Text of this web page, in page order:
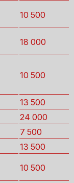
10 500
18 000
10 500
13 500
24 000
7 500
13 500
10 500